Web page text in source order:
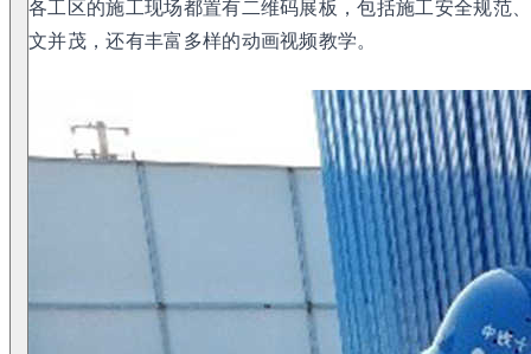
各工区的施工现场都置有二维码展板，包括施工安全规范
文并茂，还有丰富多样的动画视频教学。